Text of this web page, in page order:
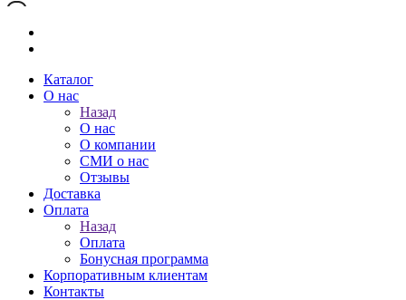
Каталог
О нас
Назад
О нас
О компании
СМИ о нас
Отзывы
Доставка
Оплата
Назад
Оплата
Бонусная программа
Корпоративным клиентам
Контакты